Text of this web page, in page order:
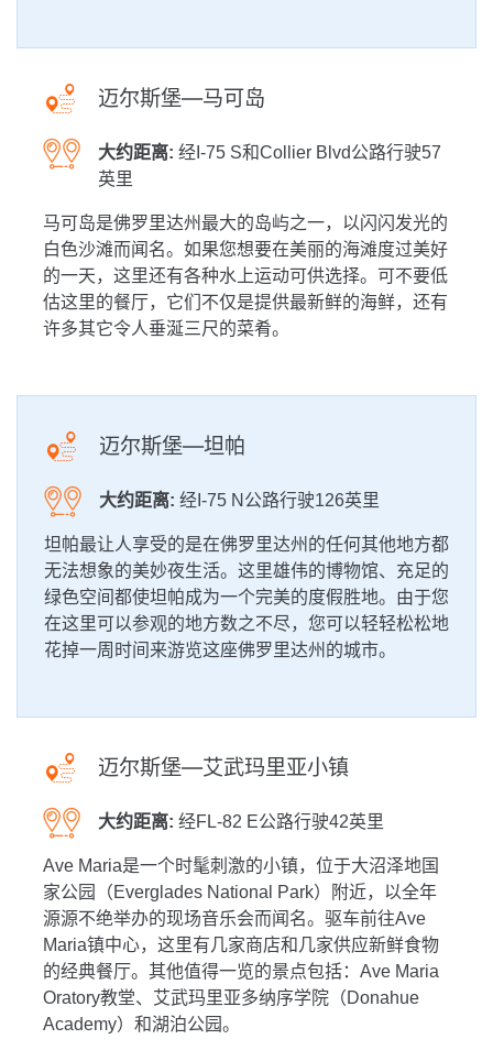
迈尔斯堡—马可岛
大约距离: 经I-75 S和Collier Blvd公路行驶57
英里
马可岛是佛罗里达州最大的岛屿之一，以闪闪发光的
白色沙滩而闻名。如果您想要在美丽的海滩度过美好
的一天，这里还有各种水上运动可供选择。可不要低
估这里的餐厅，它们不仅是提供最新鲜的海鲜，还有
许多其它令人垂涎三尺的菜肴。
迈尔斯堡—坦帕
大约距离: 经I-75 N公路行驶126英里
坦帕最让人享受的是在佛罗里达州的任何其他地方都
无法想象的美妙夜生活。这里雄伟的博物馆、充足的
绿色空间都使坦帕成为一个完美的度假胜地。由于您
在这里可以参观的地方数之不尽，您可以轻轻松松地
花掉一周时间来游览这座佛罗里达州的城市。
迈尔斯堡—艾武玛里亚小镇
大约距离: 经FL-82 E公路行驶42英里
Ave Maria是一个时髦刺激的小镇，位于大沼泽地国
家公园（Everglades National Park）附近，以全年
源源不绝举办的现场音乐会而闻名。驱车前往Ave
Maria镇中心，这里有几家商店和几家供应新鲜食物
的经典餐厅。其他值得一览的景点包括：Ave Maria
Oratory教堂、艾武玛里亚多纳序学院（Donahue
Academy）和湖泊公园。